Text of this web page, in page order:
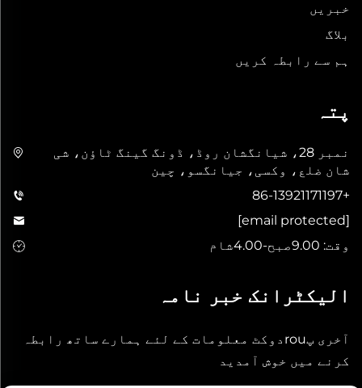
خبریں
بلاگ
ہم سے رابطہ کریں
پتہ
نمبر 28، شیانگشان روڈ، ڈونگ گینگ ٹاؤن، شی
شان ضلع، وکسی، جیانگسو، چین
+86-13921171197
[email protected]
وقت: 9.00صبح-4.00شام
الیکٹرانک خبر نامہ
آخری پrouدوکٹ معلومات کے لئے ہمارے ساتھ رابطہ
کرنے میں خوش آمدید